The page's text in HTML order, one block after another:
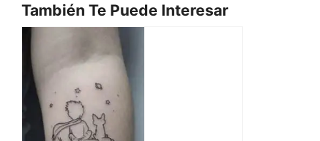
También Te Puede Interesar